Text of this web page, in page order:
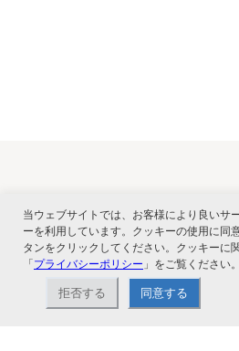
関連サー
当ウェブサイトでは、お客様により良いサ
ーを利用しています。クッキーの使用に同
タンをクリックしてください。クッキーに
「プライバシーポリシー 」をご覧ください。
拒否する 同意する